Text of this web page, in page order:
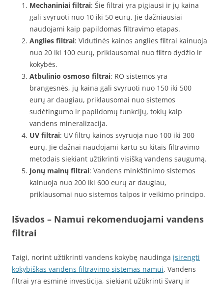
Mechaniniai filtrai: Šie filtrai yra pigiausi ir jų kaina
gali svyruoti nuo 10 iki 50 eurų. Jie dažniausiai
naudojami kaip papildomas filtravimo etapas.
Anglies filtrai: Vidutinės kainos anglies filtrai kainuoja
nuo 20 iki 100 eurų, priklausomai nuo filtro dydžio ir
kokybės.
Atbulinio osmoso filtrai: RO sistemos yra
brangesnės, jų kaina gali svyruoti nuo 150 iki 500
eurų ar daugiau, priklausomai nuo sistemos
sudėtingumo ir papildomų funkcijų, tokių kaip
vandens mineralizacija.
UV filtrai: UV filtrų kainos svyruoja nuo 100 iki 300
eurų. Jie dažnai naudojami kartu su kitais filtravimo
metodais siekiant užtikrinti visišką vandens saugumą.
Jonų mainų filtrai: Vandens minkštinimo sistemos
kainuoja nuo 200 iki 600 eurų ar daugiau,
priklausomai nuo sistemos talpos ir veikimo principo.
Išvados – Namui rekomenduojami vandens
filtrai
Taigi, norint užtikrinti vandens kokybę naudinga įsirengti
kokybiškas vandens filtravimo sistemas namui. Vandens
filtrai yra esminė investicija, siekiant užtikrinti švarų ir